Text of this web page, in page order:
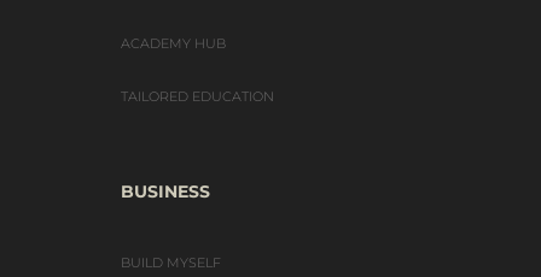
ACADEMY HUB
TAILORED EDUCATION
BUSINESS
BUILD MYSELF